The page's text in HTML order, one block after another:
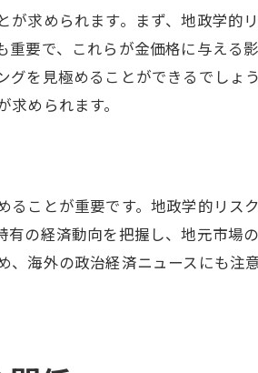
求められます。まず、地政学的
要で、これらが金価格に与える
を見極めることができるでし
められます。
ことが重要です。地政学的リス
の経済動向を把握し、地元市場
海外の政治経済ニュースにも注